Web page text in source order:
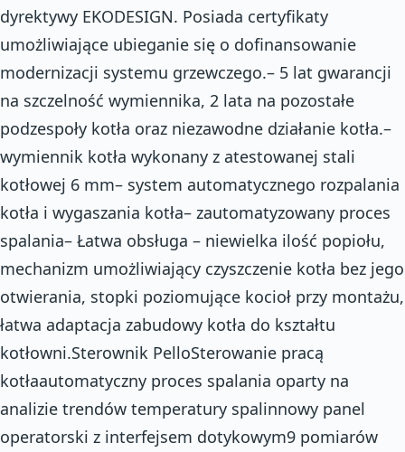
dyrektywy EKODESIGN. Posiada certyfikaty
umożliwiające ubieganie się o dofinansowanie
modernizacji systemu grzewczego.– 5 lat gwarancji
na szczelność wymiennika, 2 lata na pozostałe
podzespoły kotła oraz niezawodne działanie kotła.–
wymiennik kotła wykonany z atestowanej stali
kotłowej 6 mm– system automatycznego rozpalania
kotła i wygaszania kotła– zautomatyzowany proces
spalania– Łatwa obsługa – niewielka ilość popiołu,
mechanizm umożliwiający czyszczenie kotła bez jego
otwierania, stopki poziomujące kocioł przy montażu,
łatwa adaptacja zabudowy kotła do kształtu
kotłowni.Sterownik PelloSterowanie pracą
kotłaautomatyczny proces spalania oparty na
analizie trendów temperatury spalinnowy panel
operatorski z interfejsem dotykowym9 pomiarów